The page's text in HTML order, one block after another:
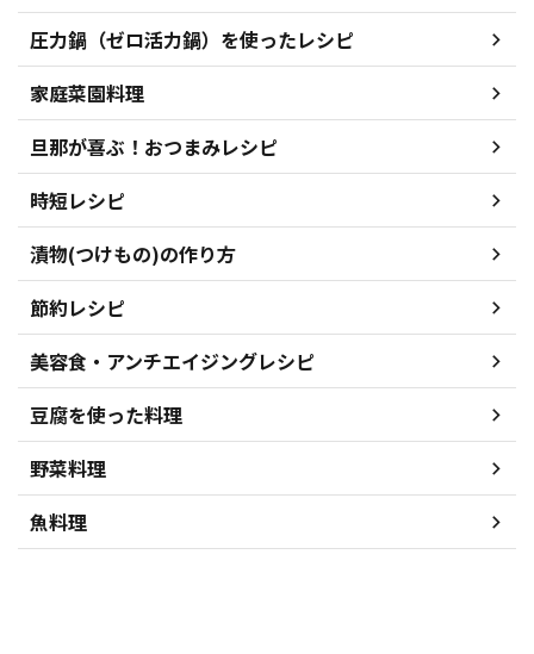
圧力鍋（ゼロ活力鍋）を使ったレシピ
家庭菜園料理
旦那が喜ぶ！おつまみレシピ
時短レシピ
漬物(つけもの)の作り方
節約レシピ
美容食・アンチエイジングレシピ
豆腐を使った料理
野菜料理
魚料理